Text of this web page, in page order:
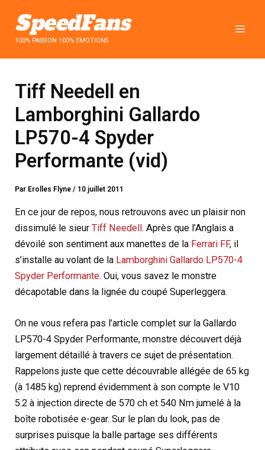
contenu100% PASSION 100% EMOTIONS
Tiff Needell en
Lamborghini Gallardo
LP570-4 Spyder
Performante (vid)
Par Erolles Flyne/ 10 juillet 2011
En ce jour de repos, nous retrouvons avec un plaisir non
dissimulé le sieurTiff Needell. Après que l’Anglais a
dévoilé son sentiment aux manettes de la Ferrari FF, il
s’installe au volant de la Lamborghini Gallardo LP570-4
Spyder Performante. Oui, vous savez le monstre
décapotable dans la lignée du coupé Superleggera.
On ne vous refera pas l’article complet sur la Gallardo
LP570-4 Spyder Performante, monstre découvert déjà
largement détaillé à travers ce sujet de présentation.
Rappelons juste que cette découvrable allégée de 65 kg
(à 1485 kg) reprend évidemment à son compte le V10
5.2 à injection directe de 570 ch et 540 Nm jumelé à la
boîte robotisée e-gear. Sur le plan du look, pas de
surprises puisque la balle partage ses différents